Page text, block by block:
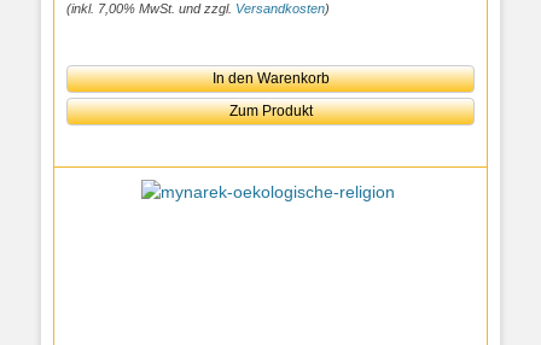
(inkl. 7,00% MwSt. und zzgl. Versandkosten)
In den Warenkorb
Zum Produkt